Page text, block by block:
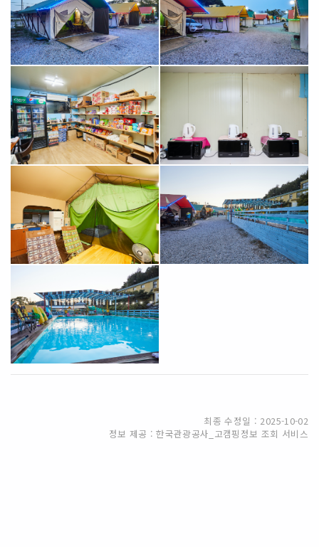
최종 수정일 : 2025-10-02
정보 제공 : 한국관광공사_고캠핑정보 조회 서비스